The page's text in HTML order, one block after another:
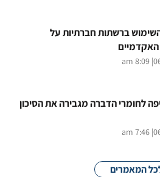
ברשתות חברתיות על
האקדמיים
| 8:09 am
לחומרי הדברה מגבירה את הסיכון
| 7:46 am
המאמרים